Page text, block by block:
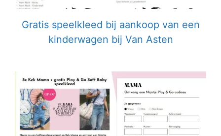
Gratis speelkleed bij aankoop van een
kinderwagen bij Van Asten